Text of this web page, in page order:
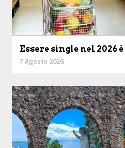
Essere single nel 2026
7 Agosto 2026